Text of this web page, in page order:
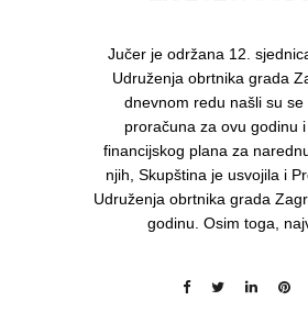
Jučer je održana 12.
Udruženja obrtnika grada
dnevnom redu našli su se
proračuna za ovu godinu
financijskog plana za
njih, Skupština je usvojila i
Udruženja obrtnika grada
godinu. Osim toga,